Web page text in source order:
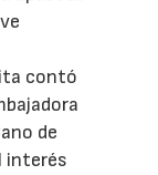
contó
de
interés